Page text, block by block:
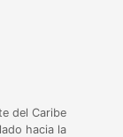
del Caribe
hacia la